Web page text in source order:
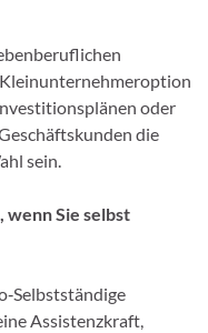
oder
die
sein.
wenn Sie selbst
Assistenzkraft,